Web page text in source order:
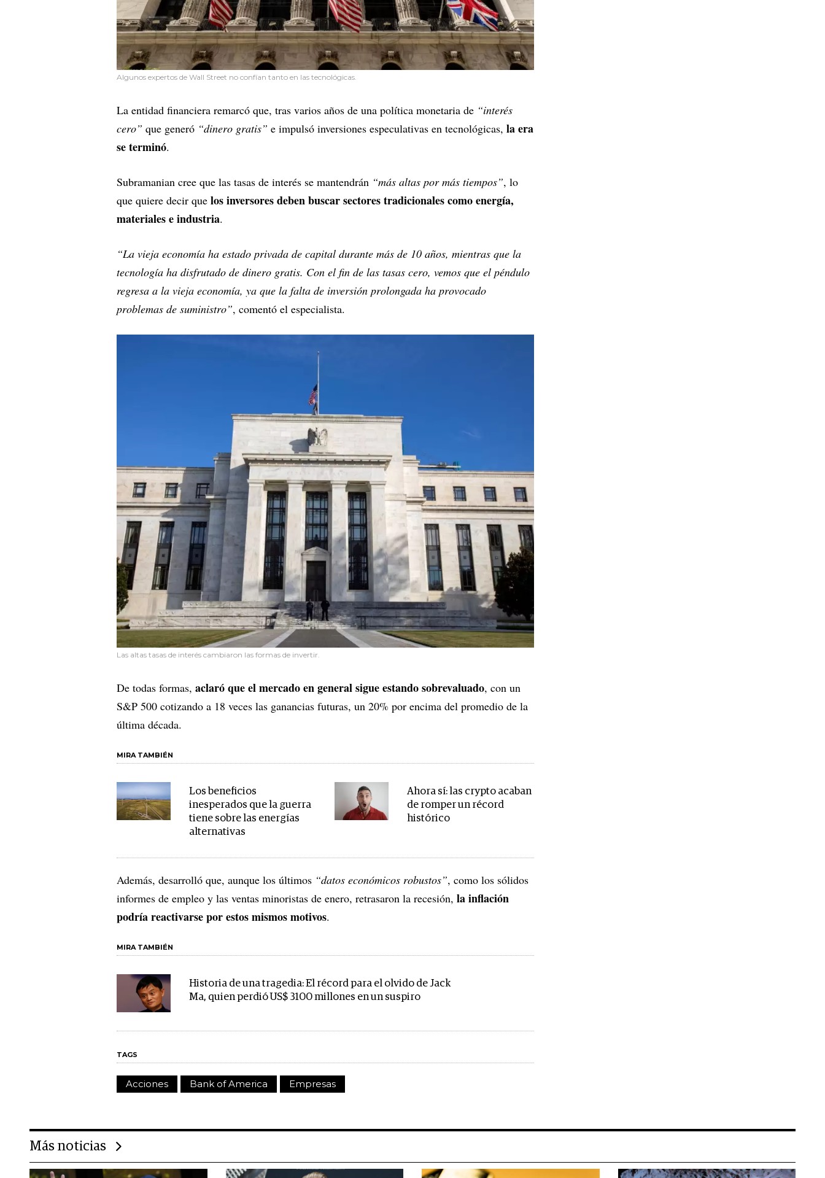
Algunos expertos de Wall Street no confían tanto en las tecnológicas.
La entidad financiera remarcó que, tras varios años de una política monetaria de “interés
cero” que generó “dinero gratis” e impulsó inversiones especulativas en tecnológicas, la era
se terminó.
Subramanian cree que las tasas de interés se mantendrán “más altas por más tiempos”, lo
que quiere decir que los inversores deben buscar sectores tradicionales como energía,
materiales e industria.
“La vieja economía ha estado privada de capital durante más de 10 años, mientras que la
tecnología ha disfrutado de dinero gratis. Con el fin de las tasas cero, vemos que el péndulo
regresa a la vieja economía, ya que la falta de inversión prolongada ha provocado
problemas de suministro”, comentó el especialista.
Las altas tasas de interés cambiaron las formas de invertir.
De todas formas, aclaró que el mercado en general sigue estando sobrevaluado, con un
S&P 500 cotizando a 18 veces las ganancias futuras, un 20% por encima del promedio de la
última década.
MIRA TAMBIÉN
Los beneficios
inesperados que la guerra
tiene sobre las energías
alternativas
Ahora sí: las crypto acaban
de romper un récord
histórico
Además, desarrolló que, aunque los últimos “datos económicos robustos”, como los sólidos
informes de empleo y las ventas minoristas de enero, retrasaron la recesión, la inflación
podría reactivarse por estos mismos motivos.
MIRA TAMBIÉN
Historia de una tragedia: El récord para el olvido de Jack
Ma, quien perdió US$ 3100 millones en un suspiro
TAGS
Acciones Bank of America Empresas
Más noticias